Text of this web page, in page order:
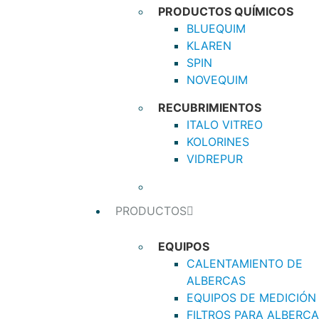
PRODUCTOS QUÍMICOS
BLUEQUIM
KLAREN
SPIN
NOVEQUIM
RECUBRIMIENTOS
ITALO VITREO
KOLORINES
VIDREPUR
PRODUCTOS
EQUIPOS
CALENTAMIENTO DE
ALBERCAS
EQUIPOS DE MEDICIÓN
FILTROS PARA